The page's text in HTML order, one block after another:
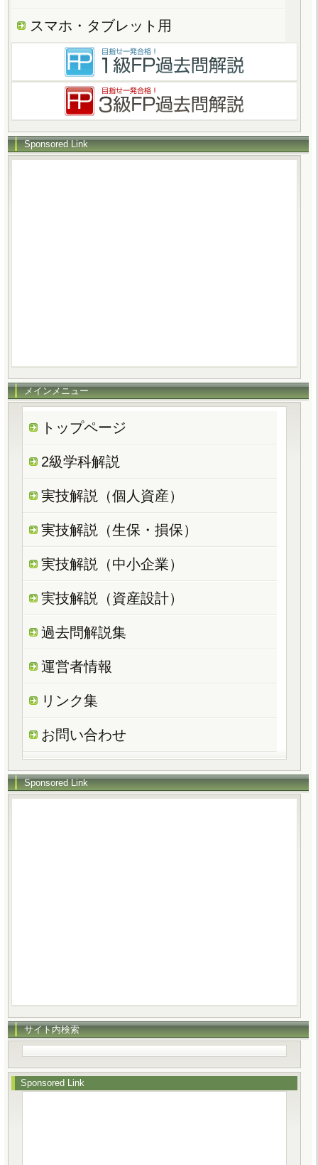
スマホ・タブレット用
Sponsored Link
メインメニュー
トップページ
2級学科解説
実技解説（個人資産）
実技解説（生保・損保）
実技解説（中小企業）
実技解説（資産設計）
過去問解説集
運営者情報
リンク集
お問い合わせ
Sponsored Link
サイト内検索
Sponsored Link